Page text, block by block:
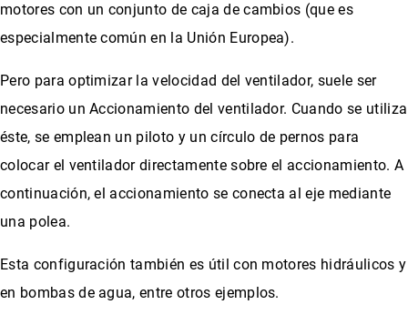
motores con un conjunto de caja de cambios (que es
especialmente común en la Unión Europea).
Pero para optimizar la velocidad del ventilador, suele ser
necesario un Accionamiento del ventilador. Cuando se utiliza
éste, se emplean un piloto y un círculo de pernos para
colocar el ventilador directamente sobre el accionamiento. A
continuación, el accionamiento se conecta al eje mediante
una polea.
Esta configuración también es útil con motores hidráulicos y
en bombas de agua, entre otros ejemplos.